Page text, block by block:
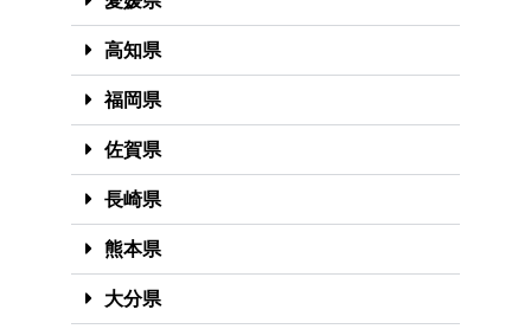
高知県
福岡県
佐賀県
長崎県
熊本県
大分県